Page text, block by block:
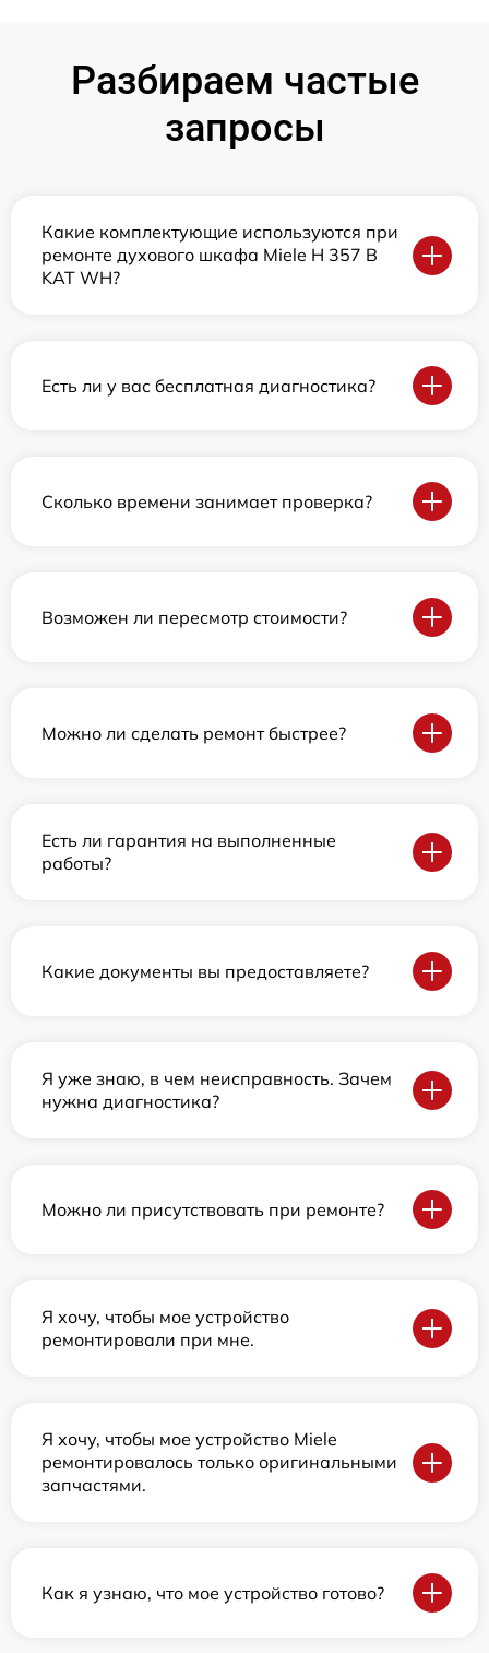
Разбираем частые
запросы
Какие комплектующие используются при
ремонте духового шкафа Miele H 357 B
KAT WH?
Есть ли у вас бесплатная диагностика?
Сколько времени занимает проверка?
Возможен ли пересмотр стоимости?
Можно ли сделать ремонт быстрее?
Есть ли гарантия на выполненные
работы?
Какие документы вы предоставляете?
Я уже знаю, в чем неисправность. Зачем
нужна диагностика?
Можно ли присутствовать при ремонте?
Я хочу, чтобы мое устройство
ремонтировали при мне.
Я хочу, чтобы мое устройство Miele
ремонтировалось только оригинальными
запчастями.
Как я узнаю, что мое устройство готово?